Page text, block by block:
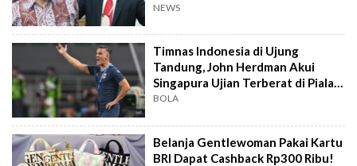
NEWS
Timnas Indonesia di Ujung
Tandung, John Herdman Akui
Singapura Ujian Terberat di Piala
AFF 2026
BOLA
Belanja Gentlewoman Pakai Kartu
BRI Dapat Cashback Rp300 Ribu!